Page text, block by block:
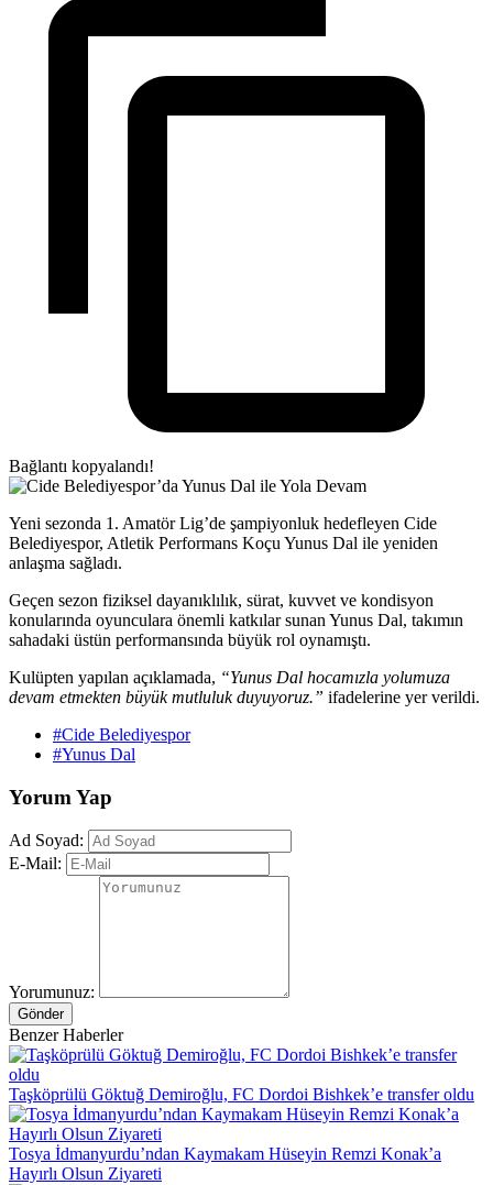
Bağlantı kopyalandı!
Yeni sezonda 1. Amatör Lig’de şampiyonluk hedefleyen Cide
Belediyespor, Atletik Performans Koçu Yunus Dal ile yeniden
anlaşma sağladı.
Geçen sezon fiziksel dayanıklılık, sürat, kuvvet ve kondisyon
konularında oyunculara önemli katkılar sunan Yunus Dal, takımın
sahadaki üstün performansında büyük rol oynamıştı.
Kulüpten yapılan açıklamada, “Yunus Dal hocamızla yolumuza
devam etmekten büyük mutluluk duyuyoruz.” ifadelerine yer verildi.
#Cide Belediyespor
#Yunus Dal
Yorum Yap
Ad Soyad:
E-Mail:
Yorumunuz:
Gönder
Benzer Haberler
Taşköprülü Göktuğ Demiroğlu, FC Dordoi Bishkek’e transfer oldu
Tosya İdmanyurdu’ndan Kaymakam Hüseyin Remzi Konak’a
Hayırlı Olsun Ziyareti